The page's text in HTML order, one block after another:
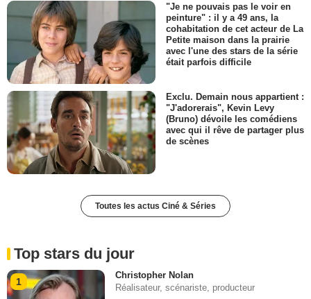
"Je ne pouvais pas le voir en
peinture" : il y a 49 ans, la
cohabitation de cet acteur de La
Petite maison dans la prairie
avec l'une des stars de la série
était parfois difficile
Exclu. Demain nous appartient :
"J'adorerais", Kevin Levy
(Bruno) dévoile les comédiens
avec qui il rêve de partager plus
de scènes
Toutes les actus Ciné & Séries
Top stars du jour
1
Christopher Nolan
Réalisateur, scénariste, producteur